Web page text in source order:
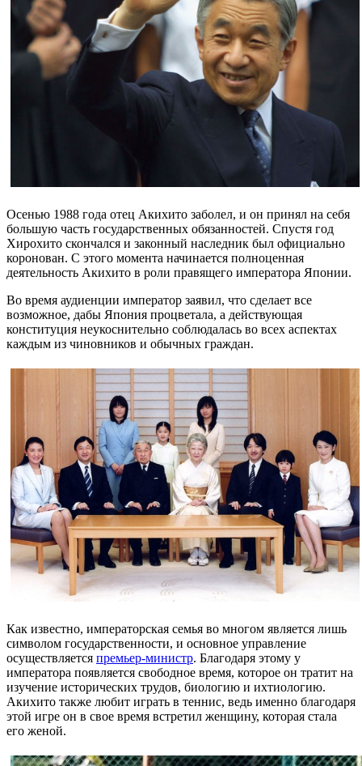
Осенью 1988 года отец Акихито заболел, и он принял на себя
большую часть государственных обязанностей. Спустя год
Хирохито скончался и законный наследник был официально
коронован. С этого момента начинается полноценная
деятельность Акихито в роли правящего императора Японии.
Во время аудиенции император заявил, что сделает все
возможное, дабы Япония процветала, а действующая
конституция неукоснительно соблюдалась во всех аспектах
каждым из чиновников и обычных граждан.
Как известно, императорская семья во многом является лишь
символом государственности, и основное управление
осуществляется премьер-министр. Благодаря этому у
императора появляется свободное время, которое он тратит на
изучение исторических трудов, биологию и ихтиологию.
Акихито также любит играть в теннис, ведь именно благодаря
этой игре он в свое время встретил женщину, которая стала
его женой.